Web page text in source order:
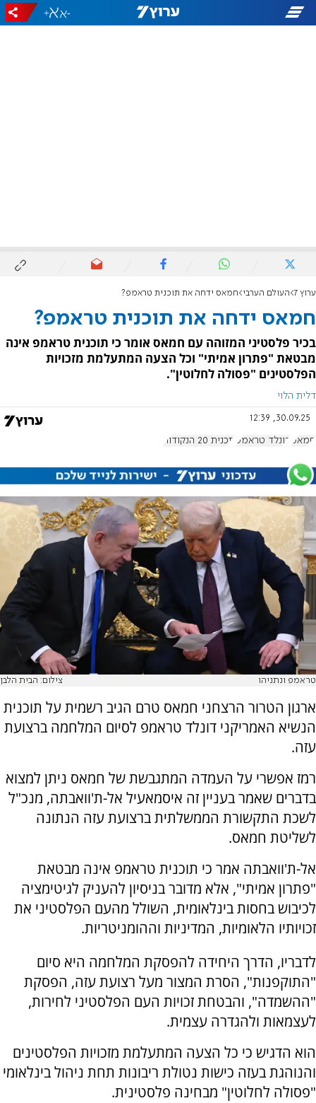
-
+
ערוץ 7 העולם הערבי חמאס ידחה את תוכנית טראמפ?
חמאס ידחה את תוכנית טראמפ?
בכיר פלסטיני המזוהה עם חמאס אומר כי תוכנית טראמפ אינה
מבטאת "פתרון אמיתי" וכל הצעה המתעלמת מזכויות
הפלסטינים "פסולה לחלוטין".
דלית הלוי
30.09.25, 12:39
חמאס דונלד טראמפ תכנית 20 הנקודות
טראמפ ונתניהו צילום: הבית הלבן
ארגון הטרור הרצחני חמאס טרם הגיב רשמית על תוכנית
הנשיא האמריקני דונלד טראמפ לסיום המלחמה ברצועת
עזה.
רמז אפשרי על העמדה המתגבשת של חמאס ניתן למצוא
בדברים שאמר בעניין זה איסמאעיל אל-ת'וואבתה, מנכ"ל
לשכת התקשורת הממשלתית ברצועת עזה הנתונה
לשליטת חמאס.
אל-ת'וואבתה אמר כי תוכנית טראמפ אינה מבטאת
"פתרון אמיתי", אלא מדובר בניסיון להעניק לגיטימציה
לכיבוש בחסות בינלאומית, השולל מהעם הפלסטיני את
זכויותיו הלאומיות, המדיניות וההומניטריות.
לדבריו, הדרך היחידה להפסקת המלחמה היא סיום
"התוקפנות", הסרת המצור מעל רצועת עזה, הפסקת
"ההשמדה", והבטחת זכויות העם הפלסטיני לחירות,
לעצמאות ולהגדרה עצמית.
הוא הדגיש כי כל הצעה המתעלמת מזכויות הפלסטינים
והנוהגת בעזה כישות נטולת ריבונות תחת ניהול בינלאומי
"פסולה לחלוטין" מבחינה פלסטינית.